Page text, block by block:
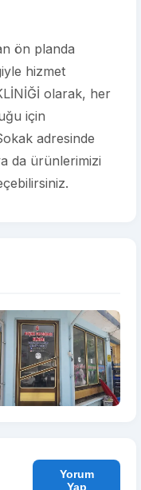
ön planda
hizmet
olarak, her
için
adresinde
da ürünlerimizi
Yorum
Yap